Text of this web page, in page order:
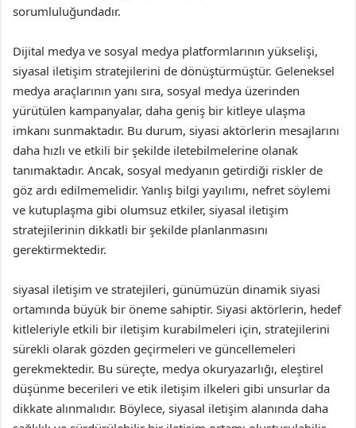
sorumluluğundadır.
Dijital medya ve sosyal medya platformlarının yükselişi,
siyasal iletişim stratejilerini de dönüştürmüştür. Geleneksel
medya araçlarının yanı sıra, sosyal medya üzerinden
yürütülen kampanyalar, daha geniş bir kitleye ulaşma
imkanı sunmaktadır. Bu durum, siyasi aktörlerin mesajlarını
daha hızlı ve etkili bir şekilde iletebilmelerine olanak
tanımaktadır. Ancak, sosyal medyanın getirdiği riskler de
göz ardı edilmemelidir. Yanlış bilgi yayılımı, nefret söylemi
ve kutuplaşma gibi olumsuz etkiler, siyasal iletişim
stratejilerinin dikkatli bir şekilde planlanmasını
gerektirmektedir.
siyasal iletişim ve stratejileri, günümüzün dinamik siyasi
ortamında büyük bir öneme sahiptir. Siyasi aktörlerin, hedef
kitleleriyle etkili bir iletişim kurabilmeleri için, stratejilerini
sürekli olarak gözden geçirmeleri ve güncellemeleri
gerekmektedir. Bu süreçte, medya okuryazarlığı, eleştirel
düşünme becerileri ve etik iletişim ilkeleri gibi unsurlar da
dikkate alınmalıdır. Böylece, siyasal iletişim alanında daha